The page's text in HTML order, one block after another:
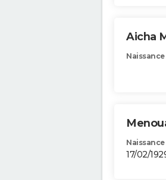
Aicha
Naissance
Naissance
17/02/